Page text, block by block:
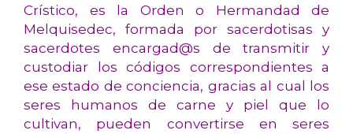
Crístico, es la Orden o Hermandad de
Melquisedec, formada por sacerdotisas y
sacerdotes encargad@s de transmitir y
custodiar los códigos correspondientes a
ese estado de conciencia, gracias al cual los
seres humanos de carne y piel que lo
cultivan, pueden convertirse en seres